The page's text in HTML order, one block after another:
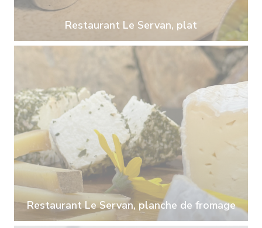
Restaurant Le Servan, plat
Restaurant Le Servan, planche de fromage